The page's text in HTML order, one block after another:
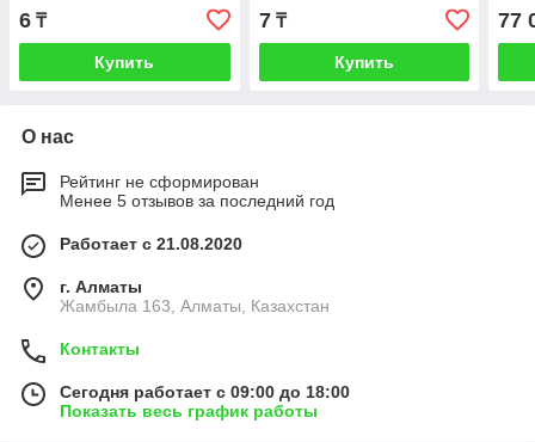
6 ₸
Купить
7₸
Купить
77
О нас
Рейтинг не сформирован
Менее 5 отзывов за последний год
Работает с 21.08.2020
г. Алматы
Жамбыла 163, Алматы, Казахстан
Контакты
Сегодня работает с 09:00 до 18:00
Показать весь график работы